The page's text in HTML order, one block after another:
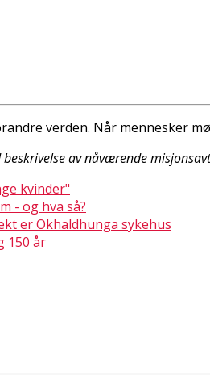
verden. Når mennesker
av nåværende
kvinder"
- og hva så?
er Okhaldhunga sykehus
150 år